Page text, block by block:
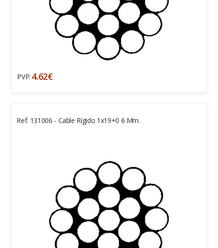
PVP: 4.62€
Ref. 131006 - Cable Rígido 1x19+0 6 Mm.